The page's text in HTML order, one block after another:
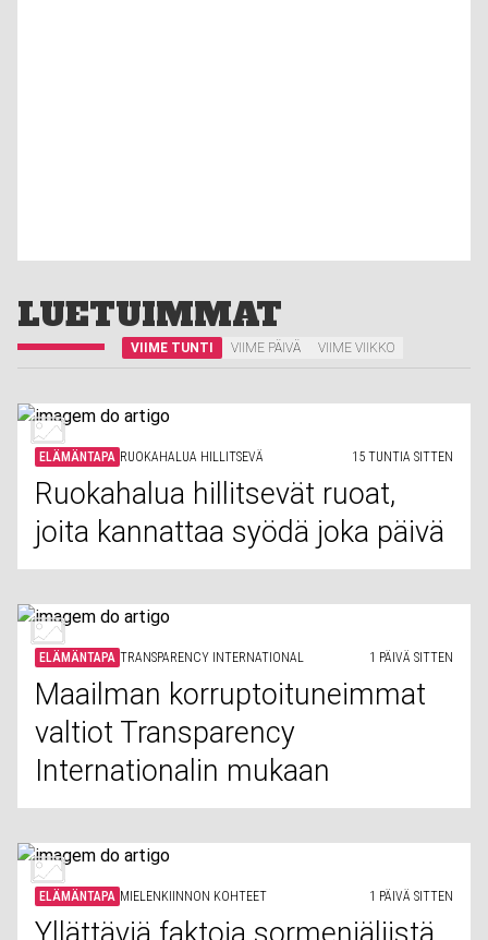
LUETUIMMAT
VIIME TUNTI VIIME PÄIVÄ VIIME VIIKKO
ELÄMÄNTAPA RUOKAHALUA HILLITSEVÄ 15 TUNTIA SITTEN
Ruokahalua hillitsevät ruoat,
joita kannattaa syödä joka päivä
ELÄMÄNTAPA TRANSPARENCY INTERNATIONAL 1 PÄIVÄ SITTEN
Maailman korruptoituneimmat
valtiot Transparency
Internationalin mukaan
ELÄMÄNTAPA MIELENKIINNON KOHTEET 1 PÄIVÄ SITTEN